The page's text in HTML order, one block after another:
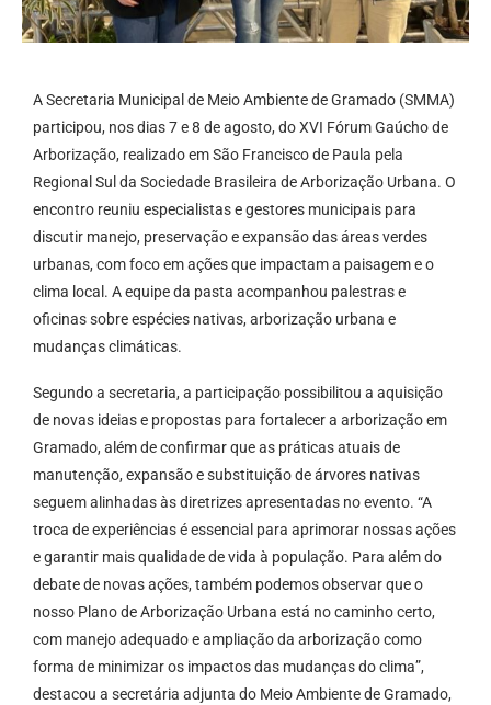
A Secretaria Municipal de Meio Ambiente de Gramado (SMMA)
participou, nos dias 7 e 8 de agosto, do XVI Fórum Gaúcho de
Arborização, realizado em São Francisco de Paula pela
Regional Sul da Sociedade Brasileira de Arborização Urbana. O
encontro reuniu especialistas e gestores municipais para
discutir manejo, preservação e expansão das áreas verdes
urbanas, com foco em ações que impactam a paisagem e o
clima local. A equipe da pasta acompanhou palestras e
oficinas sobre espécies nativas, arborização urbana e
mudanças climáticas.
Segundo a secretaria, a participação possibilitou a aquisição
de novas ideias e propostas para fortalecer a arborização em
Gramado, além de confirmar que as práticas atuais de
manutenção, expansão e substituição de árvores nativas
seguem alinhadas às diretrizes apresentadas no evento. “A
troca de experiências é essencial para aprimorar nossas ações
e garantir mais qualidade de vida à população. Para além do
debate de novas ações, também podemos observar que o
nosso Plano de Arborização Urbana está no caminho certo,
com manejo adequado e ampliação da arborização como
forma de minimizar os impactos das mudanças do clima”,
destacou a secretária adjunta do Meio Ambiente de Gramado,